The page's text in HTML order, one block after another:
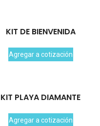
KIT DE BIENVENIDA
Agregar a cotización
KIT PLAYA DIAMANTE
Agregar a cotización